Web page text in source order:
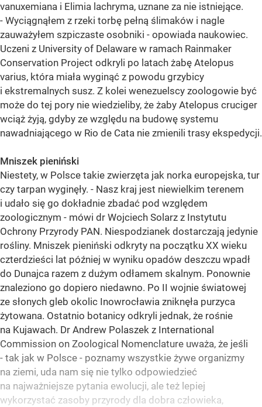
vanuxemiana i Elimia lachryma, uznane za nie istniejące.
- Wyciągnąłem z rzeki torbę pełną ślimaków i nagle
zauważyłem szpiczaste osobniki - opowiada naukowiec.
Uczeni z University of Delaware w ramach Rainmaker
Conservation Project odkryli po latach żabę Atelopus
varius, która miała wyginąć z powodu grzybicy
i ekstremalnych susz. Z kolei wenezuelscy zoologowie być
może do tej pory nie wiedzieliby, że żaby Atelopus cruciger
wciąż żyją, gdyby ze względu na budowę systemu
nawadniającego w Rio de Cata nie zmienili trasy ekspedycji.
Mniszek pieniński
Niestety, w Polsce takie zwierzęta jak norka europejska, tur
czy tarpan wyginęły. - Nasz kraj jest niewielkim terenem
i udało się go dokładnie zbadać pod względem
zoologicznym - mówi dr Wojciech Solarz z Instytutu
Ochrony Przyrody PAN. Niespodzianek dostarczają jedynie
rośliny. Mniszek pieniński odkryty na początku XX wieku
czterdzieści lat później w wyniku opadów deszczu wpadł
do Dunajca razem z dużym odłamem skalnym. Ponownie
znaleziono go dopiero niedawno. Po II wojnie światowej
ze słonych gleb okolic Inowrocławia zniknęła purzyca
żytowana. Ostatnio botanicy odkryli jednak, że rośnie
na Kujawach. Dr Andrew Polaszek z International
Commission on Zoological Nomenclature uważa, że jeśli
- tak jak w Polsce - poznamy wszystkie żywe organizmy
na ziemi, uda nam się nie tylko odpowiedzieć
na najważniejsze pytania ewolucji, ale też lepiej
wykorzystać zasoby przyrody dla dobra człowieka,